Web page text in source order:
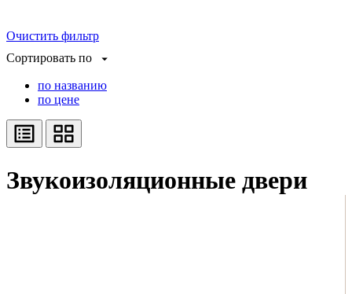
Очистить фильтр
Сортировать по
по названию
по цене
Звукоизоляционные двери